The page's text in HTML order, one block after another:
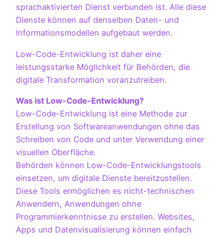
sprachaktivierten Dienst verbunden ist. Alle diese
Dienste können auf denselben Daten- und
Informationsmodellen aufgebaut werden.
Low-Code-Entwicklung ist daher eine
leistungsstarke Möglichkeit für Behörden, die
digitale Transformation voranzutreiben.
Was ist Low-Code-Entwicklung?
Low-Code-Entwicklung ist eine Methode zur
Erstellung von Softwareanwendungen ohne das
Schreiben von Code und unter Verwendung einer
visuellen Oberfläche.
Behörden können Low-Code-Entwicklungstools
einsetzen, um digitale Dienste bereitzustellen.
Diese Tools ermöglichen es nicht-technischen
Anwendern, Anwendungen ohne
Programmierkenntnisse zu erstellen. Websites,
Apps und Datenvisualisierung können einfach